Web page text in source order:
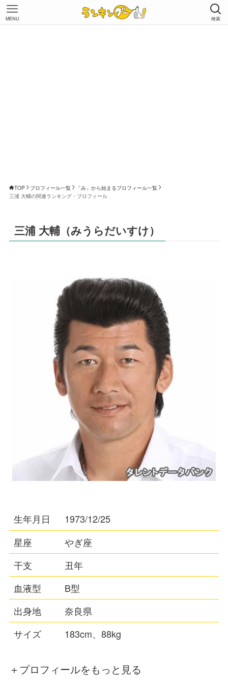
検索
MENU
TOP プロフィール一覧
「み」から始まるプロフィール一覧
三浦 大輔の関連ランキング・プロフィール
三浦 大輔（みうらだいすけ）
生年月日
1973/12/25
星座
やぎ座
干支
丑年
血液型
B型
出身地
奈良県
サイズ
183cm、88kg
＋プロフィールをもっと見る